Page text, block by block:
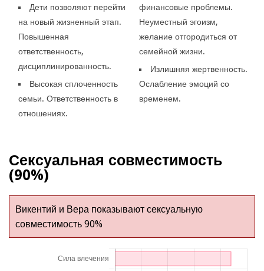
Дети позволяют перейти
на новый жизненный этап.
Повышенная
ответственность,
дисциплинированность.
Высокая сплоченность
семьи. Ответственность в
отношениях.
финансовые проблемы.
Неуместный эгоизм,
желание отгородиться от
семейной жизни.
Излишняя жертвенность.
Ослабление эмоций со
временем.
Сексуальная совместимость
(90%)
Викентий и Вера показывают сексуальную
совместимость 90%